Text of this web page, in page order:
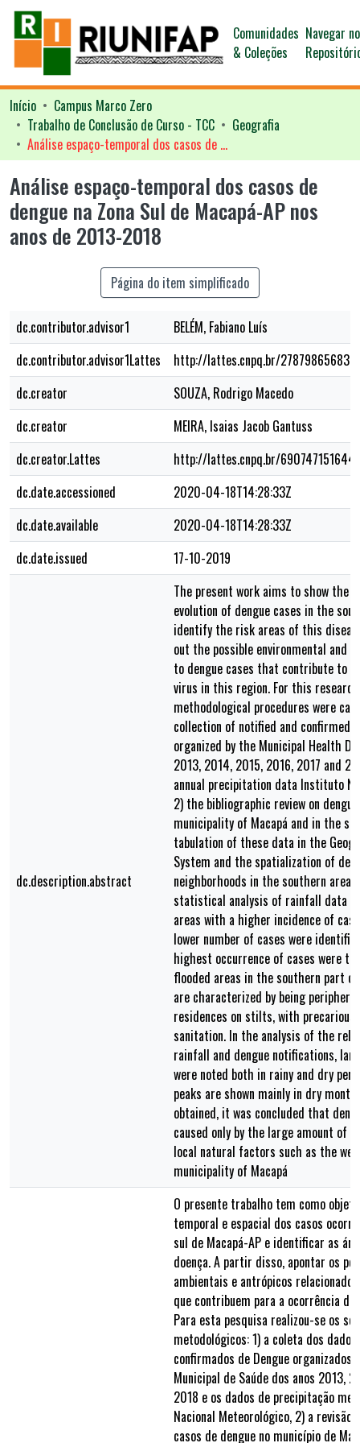
Comunidades
& Coleções
Navegar no
Início
Campus Marco Zero
Trabalho de Conclusão de Curso - TCC
Geografia
Análise espaço-temporal dos casos de dengue na Zona Sul de Macapá-AP nos anos de 2013-2018
Análise espaço-temporal dos casos de
dengue na Zona Sul de Macapá-AP nos
anos de 2013-2018
Página do item simplificado
dc.contributor.advisor1
BELÉM, Fabiano Luís
dc.contributor.advisor1Lattes
http://lattes.cnpq.br/
dc.creator
SOUZA, Rodrigo Macedo
dc.creator
MEIRA, Isaias Jacob Gantuss
dc.creator.Lattes
http://lattes.cnpq.br/
dc.date.accessioned
2020-04-18T14:28:33Z
dc.date.available
2020-04-18T14:28:33Z
dc.date.issued
17-10-2019
dc.description.abstract
The present work aims to show the
evolution of dengue cases in the
identify the risk areas of this
out the possible environmental and
to dengue cases that contribute to
virus in this region. For this
methodological procedures were
collection of notified and confirmed
organized by the Municipal Health
2013, 2014, 2015, 2016, 2017 and
annual precipitation data Instituto
2) the bibliographic review on
municipality of Macapá and in the
tabulation of these data in the
System and the spatialization of
neighborhoods in the southern area
statistical analysis of rainfall data
areas with a higher incidence of
lower number of cases were
highest occurrence of cases were
flooded areas in the southern part of
are characterized by being
residences on stilts, with
sanitation. In the analysis of the
rainfall and dengue notifications,
were noted both in rainy and dry
peaks are shown mainly in dry
obtained, it was concluded that
caused only by the large amount of
local natural factors such as the
municipality of Macapá
O presente trabalho tem como
temporal e espacial dos casos
sul de Macapá-AP e identificar as
doença. A partir disso, apontar os
ambientais e antrópicos
que contribuem para a ocorrência
Para esta pesquisa realizou-se os
metodológicos: 1) a coleta dos
confirmados de Dengue organizados
Municipal de Saúde dos anos 2013,
2018 e os dados de precipitação
Nacional Meteorológico, 2) a revisão
casos de dengue no município de